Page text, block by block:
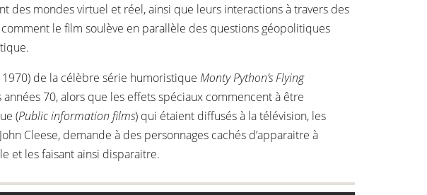
des mondes virtuel et réel, ainsi que leurs interactions à travers des
le film soulève en parallèle des questions géopolitiques
de la célèbre série humoristique Monty Python’s Flying
70, alors que les effets spéciaux commencent à être
(Public information films) qui étaient diffusés à la télévision, les
Cleese, demande à des personnages cachés d’apparaitre à
et les faisant ainsi disparaitre.